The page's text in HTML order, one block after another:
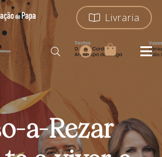
Livraria
a-Rezar